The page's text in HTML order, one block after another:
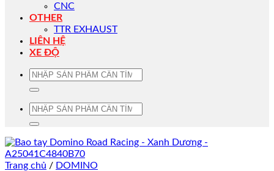
CNC
OTHER
TTR EXHAUST
LIÊN HỆ
XE ĐỘ
Tìm
Tìm
Trang chủ / DOMINO